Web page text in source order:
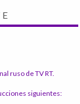
ruso de TV RT.
siguientes: